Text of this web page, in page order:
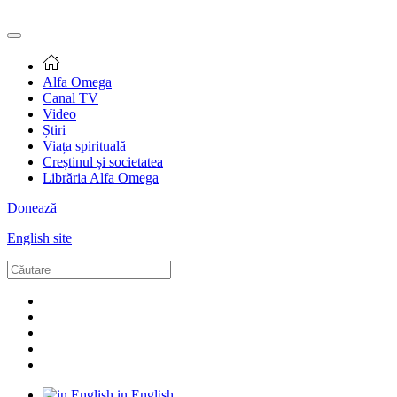
Alfa Omega
Canal TV
Video
Știri
Viața spirituală
Creștinul și societatea
Librăria Alfa Omega
Donează
English site